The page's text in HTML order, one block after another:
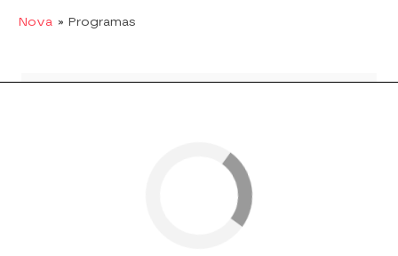
Nova » Programas